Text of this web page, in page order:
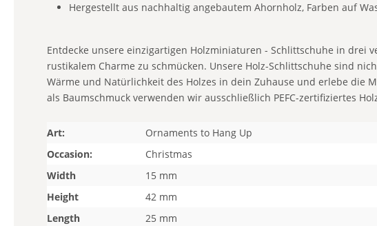
Hergestellt aus nachhaltig angebautem Ahornholz, Farben auf
Entdecke unsere einzigartigen Holzminiaturen - Schlittschuhe in drei
rustikalem Charme zu schmücken. Unsere Holz-Schlittschuhe sind
Wärme und Natürlichkeit des Holzes in dein Zuhause und erlebe die
als Baumschmuck verwenden wir ausschließlich PEFC-zertifiziertes
Art:
Ornaments to Hang Up
Occasion:
Christmas
Width
15 mm
Height
42 mm
Length
25 mm